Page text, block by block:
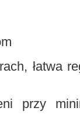
łatwa
przy